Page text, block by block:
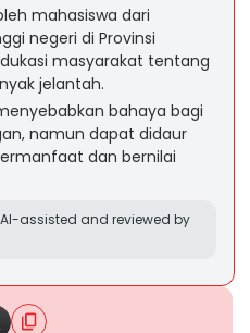
mahasiswa dari
negeri di Provinsi
masyarakat tentang
jelantah.
bahaya bagi
namun dapat didaur
dan bernilai
assisted and reviewed by